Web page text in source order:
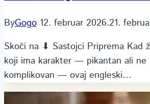
ByGogo 12. februar 2026.21.
Skoči na ⬇ Sastojci Priprema Kad
koji ima karakter — pikantan ali ne
komplikovan — ovaj engleski…